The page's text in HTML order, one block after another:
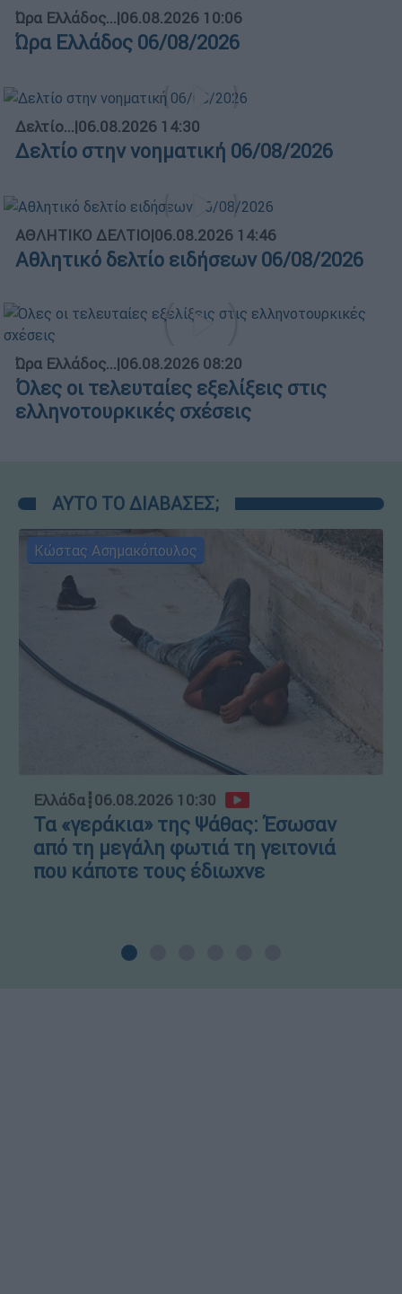
Ώρα Ελλάδος...|06.08.2026 10:06
Ώρα Ελλάδος 06/08/2026
Δελτίο...|06.08.2026 14:30
Δελτίο στην νοηματική 06/08/2026
ΑΘΛΗΤΙΚΟ ΔΕΛΤΙΟ|06.08.2026 14:46
Αθλητικό δελτίο ειδήσεων 06/08/2026
Ώρα Ελλάδος...|06.08.2026 08:20
Όλες οι τελευταίες εξελίξεις στις
ελληνοτουρκικές σχέσεις
ΑΥΤΟ ΤΟ ΔΙΑΒΑΣΕΣ;
Κώστας Ασημακόπουλος
Ελλάδα┋06.08.2026 10:30
Τα «γεράκια» της Ψάθας: Έσωσαν
από τη μεγάλη φωτιά τη γειτονιά
που κάποτε τους έδιωχνε